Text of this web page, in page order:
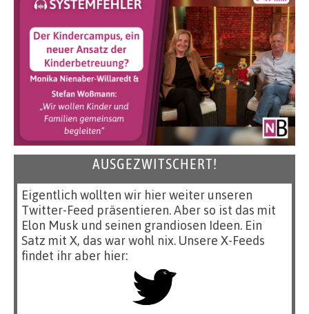
AUSGEZWITSCHERT!
Eigentlich wollten wir hier weiter unseren
Twitter-Feed präsentieren. Aber so ist das mit
Elon Musk und seinen grandiosen Ideen. Ein
Satz mit X, das war wohl nix. Unsere X-Feeds
findet ihr aber hier: